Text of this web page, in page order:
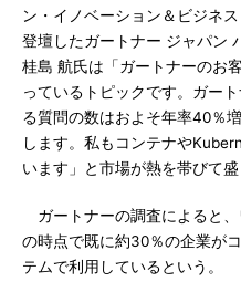
ン・イノベーション＆ビジネ
登壇したガートナー ジャパン
桂島 航氏は「ガートナーのお
っているトピックです。ガー
る質問の数はおよそ年率40％
します。私もコンテナや
います」と市場が熱を帯びて
ガートナーの調査によると
の時点で既に約30％の企業が
テムで利用しているという。